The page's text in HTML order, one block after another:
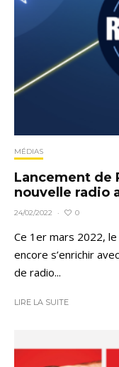
MÉDIAS
Lancement de
nouvelle radio
24/02/2022 · 0
Ce 1er mars 2022,
encore s’enrichir
de radio...
LIRE LA SUITE